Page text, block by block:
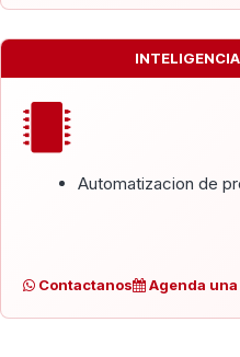
Automatizacion de
Contactanos Agenda